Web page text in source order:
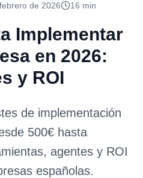
de 2026 16 min
Implementar
en 2026:
y ROI
de implementación
500€ hasta
agentes y ROI
españolas.